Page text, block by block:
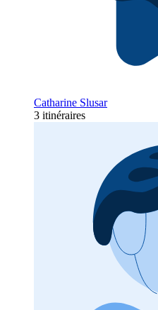
Catharine Slusar
3 itinéraires